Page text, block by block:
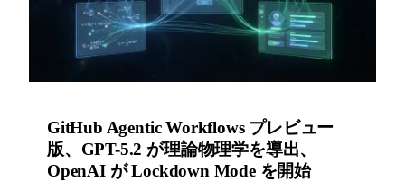
GitHub Agentic Workflows プレビュー
版、GPT-5.2 が理論物理学を導出、
OpenAI が Lockdown Mode を開始